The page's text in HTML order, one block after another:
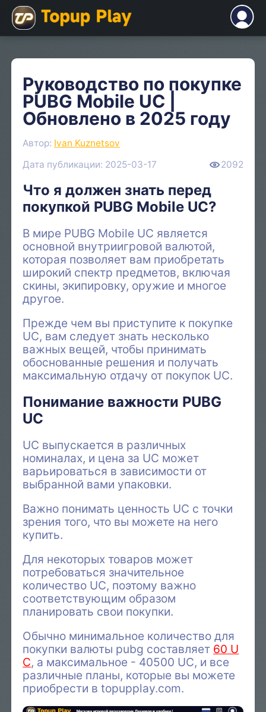
Руководство по покупке
PUBG Mobile UC |
Обновлено в 2025 году
Автор: Ivan Kuznetsov
Дата публикации: 2025-03-17
2092
Что я должен знать перед
покупкой PUBG Mobile UC?
В мире PUBG Mobile UC является
основной внутриигровой валютой,
которая позволяет вам приобретать
широкий спектр предметов, включая
скины, экипировку, оружие и многое
другое.
Прежде чем вы приступите к покупке
UC, вам следует знать несколько
важных вещей, чтобы принимать
обоснованные решения и получать
максимальную отдачу от покупок UC.
Понимание важности PUBG
UC
UC выпускается в различных
номиналах, и цена за UC может
варьироваться в зависимости от
выбранной вами упаковки.
Важно понимать ценность UC с точки
зрения того, что вы можете на него
купить.
Для некоторых товаров может
потребоваться значительное
количество UC, поэтому важно
соответствующим образом
планировать свои покупки.
Обычно минимальное количество для
покупки валюты pubg составляет 60 U
C, а максимальное - 40500 UC, и все
различные планы, которые вы можете
приобрести в topupplay.com.